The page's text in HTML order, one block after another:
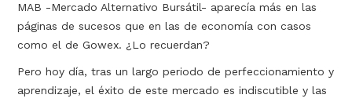
MAB -Mercado Alternativo Bursátil- aparecía más en las
páginas de sucesos que en las de economía con casos
como el de Gowex. ¿Lo recuerdan?
Pero hoy día, tras un largo periodo de perfeccionamiento y
aprendizaje, el éxito de este mercado es indiscutible y las